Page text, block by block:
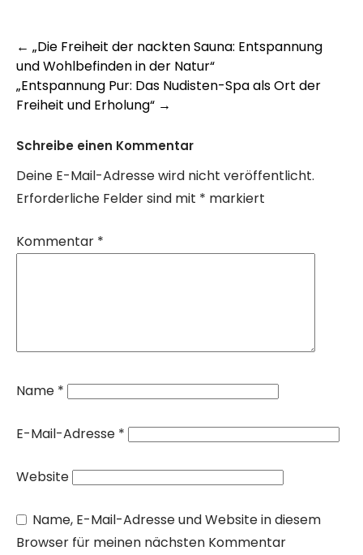
Post
navigation
← „Die Freiheit der nackten Sauna: Entspannung
und Wohlbefinden in der Natur“
„Entspannung Pur: Das Nudisten-Spa als Ort der
Freiheit und Erholung“ →
Schreibe einen Kommentar
Deine E-Mail-Adresse wird nicht veröffentlicht.
Erforderliche Felder sind mit * markiert
Kommentar *
Name *
E-Mail-Adresse *
Website
Name, E-Mail-Adresse und Website in diesem
Browser für meinen nächsten Kommentar